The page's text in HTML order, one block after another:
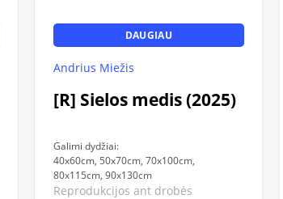
DAUGIAU
Andrius Miežis
[R] Sielos medis (2025)
Galimi dydžiai:
40x60cm, 50x70cm, 70x100cm,
80x115cm, 90x130cm
Reprodukcijos ant drobės